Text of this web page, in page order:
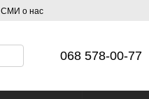
СМИ о нас
068 578-00-77